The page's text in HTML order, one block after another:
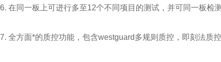
6. 在同一板上可进行多至12个不同项目的测试，并可同一板检
7. 全方面*的质控功能，包含westguard多规则质控，即刻法质